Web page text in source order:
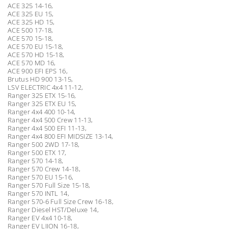
ACE 325 14-16,
ACE 325 EU 15,
ACE 325 HD 15,
ACE 500 17-18,
ACE 570 15-18,
ACE 570 EU 15-18,
ACE 570 HD 15-18,
ACE 570 MD 16,
ACE 900 EFI EPS 16,
Brutus HD 900 13-15,
LSV ELECTRIC 4x4 11-12,
Ranger 325 ETX 15-16,
Ranger 325 ETX EU 15,
Ranger 4x4 400 10-14,
Ranger 4x4 500 Crew 11-13,
Ranger 4x4 500 EFI 11-13,
Ranger 4x4 800 EFI MIDSIZE 13-14,
Ranger 500 2WD 17-18,
Ranger 500 ETX 17,
Ranger 570 14-18,
Ranger 570 Crew 14-18,
Ranger 570 EU 15-16,
Ranger 570 Full Size 15-18,
Ranger 570 INTL 14,
Ranger 570-6 Full Size Crew 16-18,
Ranger Diesel HST/Deluxe 14,
Ranger EV 4x4 10-18,
Ranger EV LIION 16-18,